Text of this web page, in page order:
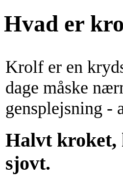
Hvad er
Krolf er en
dage måske
gensplejsning -
Halvt kroket,
sjovt.